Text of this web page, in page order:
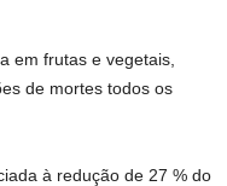
em frutas e vegetais,
de mortes todos os
à redução de 27 % do